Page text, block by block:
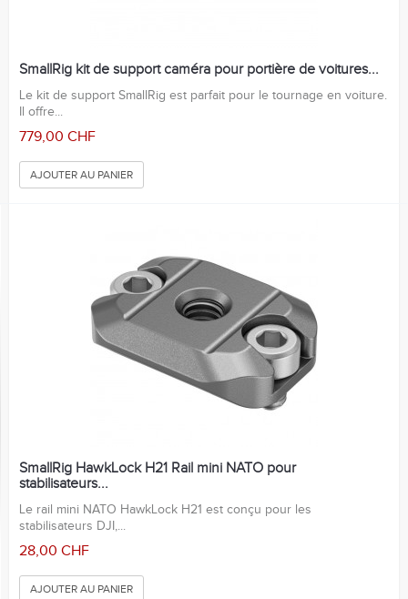
SmallRig kit de support caméra pour portière de voitures...
Le kit de support SmallRig est parfait pour le tournage en voiture.
Il offre...
779,00 CHF
AJOUTER AU PANIER
SmallRig HawkLock H21 Rail mini NATO pour
stabilisateurs...
Le rail mini NATO HawkLock H21 est conçu pour les
stabilisateurs DJI,...
28,00 CHF
AJOUTER AU PANIER